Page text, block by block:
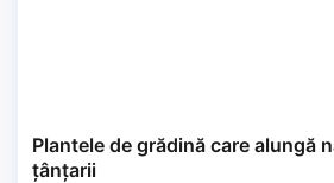
Plantele de grădină care alungă
țânțarii